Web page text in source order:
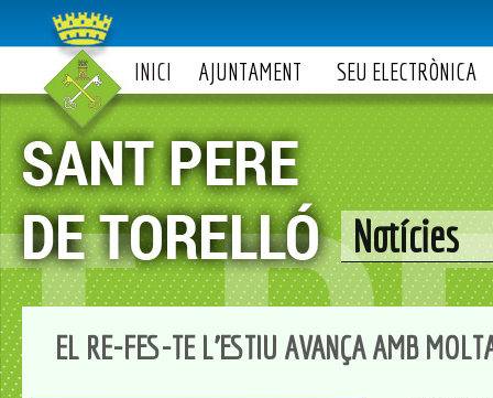
INICI AJUNTAMENT SEU ELECTRÒNICA
Notícies
EL RE-FES-TE L'ESTIU AVANÇA AMB